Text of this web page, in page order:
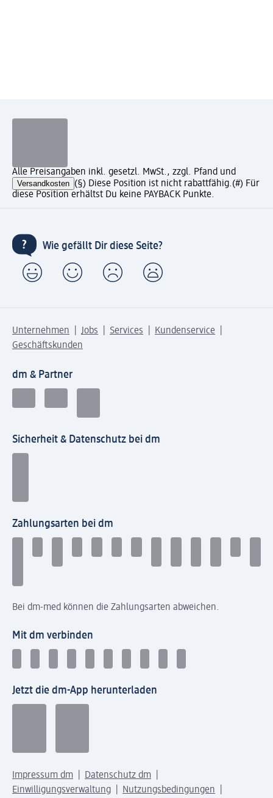
Alle Preisangaben inkl. gesetzl. MwSt., zzgl. Pfand und
Versandkosten (§) Diese Position ist nicht rabattfähig.(#) Für
diese Position erhältst Du keine PAYBACK Punkte.
Wie gefällt Dir diese Seite?
Unternehmen Jobs Services
Kundenservice
Geschäftskunden
dm & Partner
Sicherheit & Datenschutz bei dm
Zahlungsarten bei dm
Bei dm-med können die Zahlungsarten abweichen.
Mit dm verbinden
Jetzt die dm-App herunterladen
Impressum dm
Datenschutz dm
Einwilligungsverwaltung
Nutzungsbedingungen